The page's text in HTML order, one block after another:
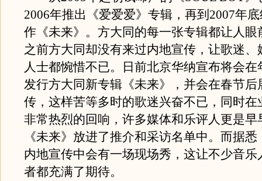
2006年推出《爱爱爱》专辑，再到2007年
作《未来》。方大同的每一张专辑都让人眼
之前方大同却没有来过内地宣传，让歌迷、
人士都惋惜不已。日前北京华纳宣布将会在
发行方大同新专辑《未来》，并会在春节后
传，这样苦等多时的歌迷兴奋不已，同时在
非常热烈的回响，许多媒体和乐评人更是早
《未来》放进了推介和采访名单中。而据
内地宣传中会有一场现场秀，这让不少音乐
者都充满了期待。